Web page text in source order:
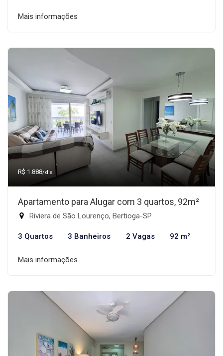
Mais informações
R$ 1.888/dia
Apartamento para Alugar com 3 quartos, 92m²
Riviera de São Lourenço, Bertioga-SP
3 Quartos 3 Banheiros 2 Vagas 92 m²
Mais informações